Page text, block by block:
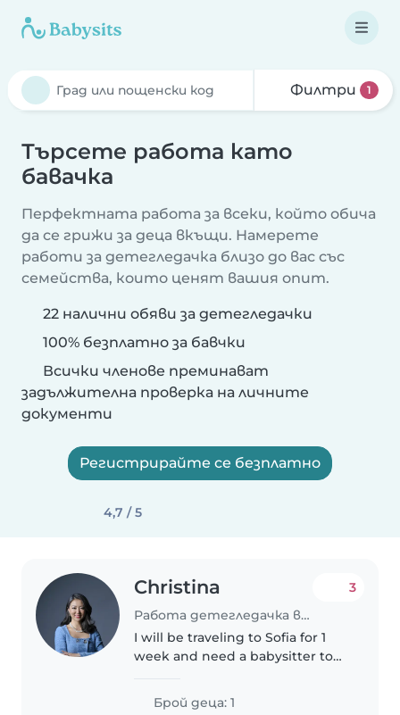
Филтри 1
Търсете работа като
бавачка
Перфектната работа за всеки, който обича
да се грижи за деца вкъщи. Намерете
работи за детегледачка близо до вас със
семейства, които ценят вашия опит.
22 налични обяви за детегледачки
100% безплатно за бавчки
Всички членове преминават
задължителна проверка на личните
документи
Регистрирайте се безплатно
4,7 / 5
Christina
Работа детегледачка в София
3
I will be traveling to Sofia for 1
week and need a babysitter to
Брой деца: 1